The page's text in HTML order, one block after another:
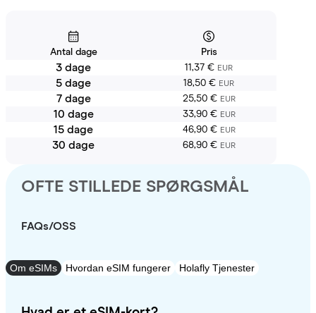
Antal dage Pris
3 dage 11,37 € EUR
5 dage 18,50 € EUR
7 dage 25,50 € EUR
10 dage 33,90 € EUR
15 dage 46,90 € EUR
30 dage 68,90 € EUR
OFTE STILLEDE SPØRGSMÅL
FAQs/OSS
Om eSIMs Hvordan eSIM fungerer Holafly Tjenester